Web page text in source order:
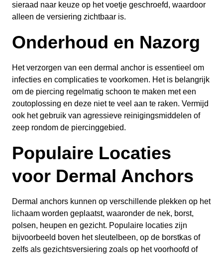
sieraad naar keuze op het voetje geschroefd, waardoor
alleen de versiering zichtbaar is.
Onderhoud en Nazorg
Het verzorgen van een dermal anchor is essentieel om
infecties en complicaties te voorkomen. Het is belangrijk
om de piercing regelmatig schoon te maken met een
zoutoplossing en deze niet te veel aan te raken. Vermijd
ook het gebruik van agressieve reinigingsmiddelen of
zeep rondom de piercinggebied.
Populaire Locaties
voor Dermal Anchors
Dermal anchors kunnen op verschillende plekken op het
lichaam worden geplaatst, waaronder de nek, borst,
polsen, heupen en gezicht. Populaire locaties zijn
bijvoorbeeld boven het sleutelbeen, op de borstkas of
zelfs als gezichtsversiering zoals op het voorhoofd of